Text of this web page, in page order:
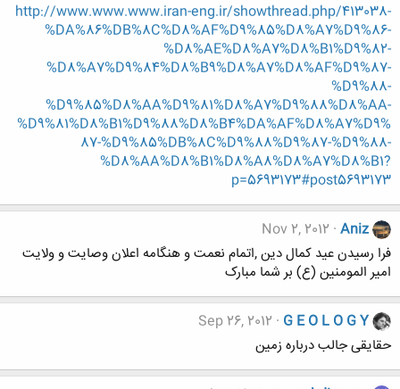
http://www.www.www.iran-eng.ir/showthread.php/413038-
%DA%86%DB%8C%D8%AF%D9%85%D8%A7%D9%86-
%D8%AE%D8%A7%D8%B1%D9%82-
%D8%A7%D9%84%D8%B9%D8%A7%D8%AF%D9%87-
%D9%88-
%D9%85%D8%AA%D9%81%D8%A7%D9%88%D8%AA-
%D9%81%D8%B1%D9%88%D8%B4%DA%AF%D8%A7%D9%
87-%D9%85%DB%8C%D9%88%D9%87-%D9%88-
%D8%AA%D8%B1%D8%A8%D8%A7%D8%B1?
p=5693173#post5693173
Aniz
Nov 2, 2012
فرا رسیدن عید کمال دین ,اتمام نعمت و هنگامه اعلان وصایت و ولایت
امیر المومنین (ع) بر شما مبارک
G E O L O G Y
Sep 26, 2012
حقایقی جالب درباره زمین